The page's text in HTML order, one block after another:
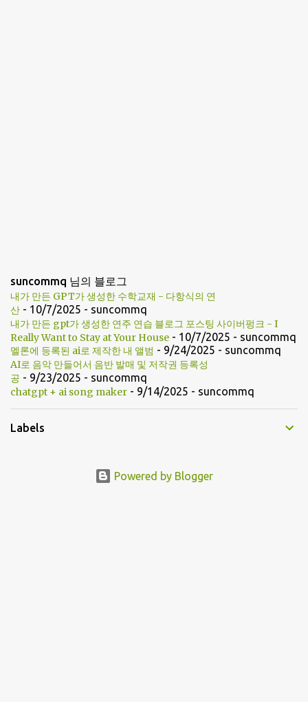
suncommq 님의 블로그
내가 만든 GPT가 생성한 수학교재 - 다항식의 연
산 - 10/7/2025 - suncommq
내가 만든 gpt가 생성한 연주 연습 블로그 포스팅 사이버펑크 - I
Really Want to Stay at Your House - 10/7/2025 - suncommq
멜론에 등록된 ai로 제작한 내 앨범 - 9/24/2025 - suncommq
AI로 음악 만들어서 음반 발매 및 저작권 등록성
공 - 9/23/2025 - suncommq
chatgpt + ai song maker - 9/14/2025 - suncommq
Labels
Powered by Blogger